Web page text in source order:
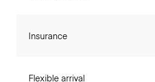
Insurance
Flexible arrival